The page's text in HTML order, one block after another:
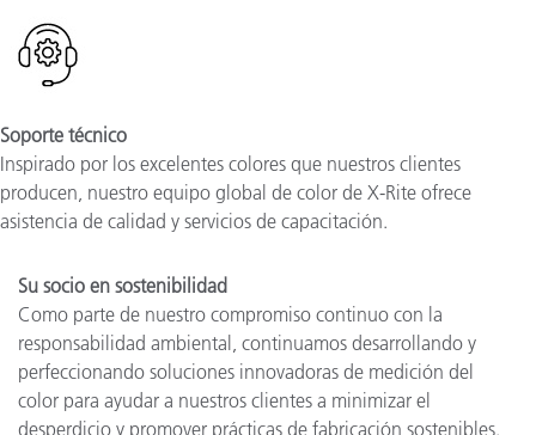
Soporte técnico
Inspirado por los excelentes colores que nuestros clientes
producen, nuestro equipo global de color de X-Rite ofrece
asistencia de calidad y servicios de capacitación.
Su socio en sostenibilidad
Como parte de nuestro compromiso continuo con la
responsabilidad ambiental, continuamos desarrollando y
perfeccionando soluciones innovadoras de medición del
color para ayudar a nuestros clientes a minimizar el
desperdicio y promover prácticas de fabricación sostenibles.